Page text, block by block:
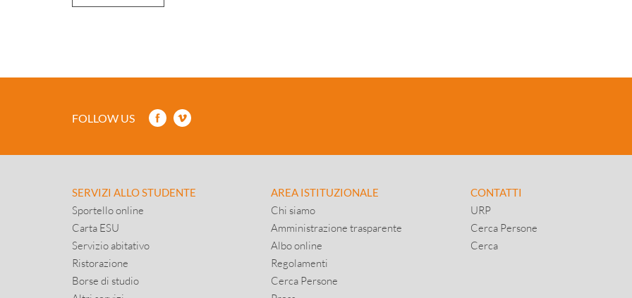
FOLLOW US
SERVIZI ALLO STUDENTE
Sportello online
Carta ESU
Servizio abitativo
Ristorazione
Borse di studio
AREA ISTITUZIONALE
Chi siamo
Amministrazione trasparente
Albo online
Regolamenti
Cerca Persone
CONTATTI
URP
Cerca Persone
Cerca